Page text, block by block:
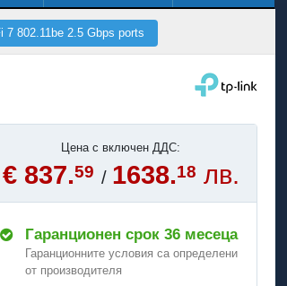
7 802.11be 2.5 Gbps ports
Цена с включен ДДС:
€ 837.59 / 1638.18 лв.
Гаранционен срок 36 месеца
Гаранционните условия са определени
от производителя